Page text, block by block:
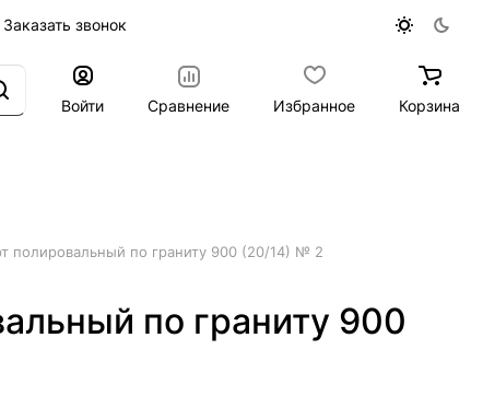
Заказать звонок
Войти Сравнение Избранное Корзина
полировальный по граниту 900 (20/14) № 2
по граниту 900